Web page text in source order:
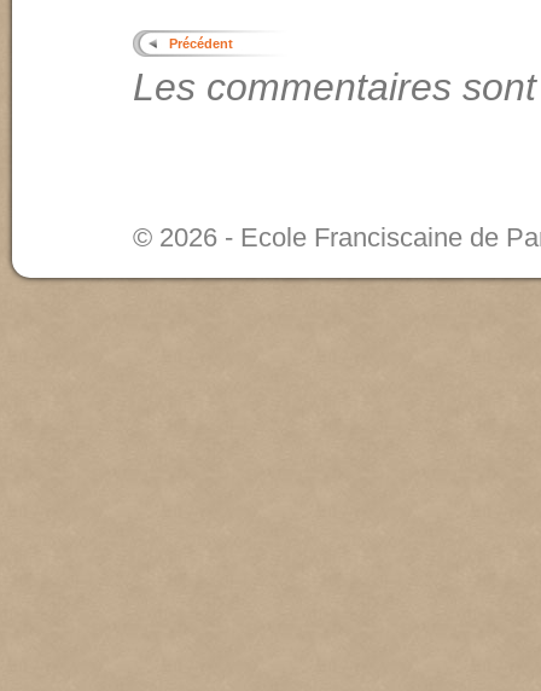
Précédent
Les commentaires
© 2026 - Ecole Franciscaine de